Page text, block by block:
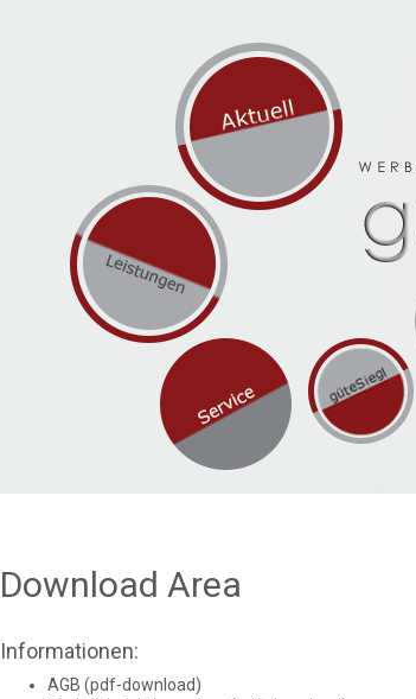
Download Area
Informationen:
AGB (pdf-download)